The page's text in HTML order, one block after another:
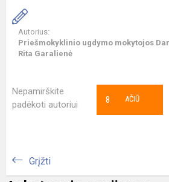
Autorius:
Priešmokyklinio ugdymo mokytojos
Rita Garalienė
Nepamirškite
padėkoti autoriui
AČIŪ
8
Grįžti